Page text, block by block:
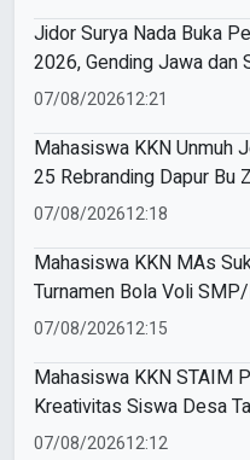
Jidor Surya Nada Buka
2026, Gending Jawa dan
Menggema di Maidanul
07/08/202612:21
Mahasiswa KKN Unmuh
25 Rebranding Dapur Bu
Identitas UMKM Lokal
07/08/202612:18
Mahasiswa KKN MAs
Turnamen Bola Voli
Kecamatan Kasembon
07/08/202612:15
Mahasiswa KKN STAIM
Kreativitas Siswa Desa
Seni Menggambar
07/08/202612:12